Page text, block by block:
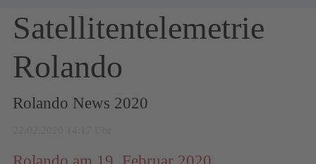
Satellitentelemetrie
Rolando
Rolando News 2020